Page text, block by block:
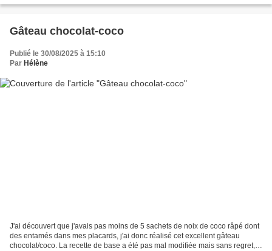
Gâteau chocolat-coco
Publié le 30/08/2025 à 15:10
Par Hélène
J'ai découvert que j'avais pas moins de 5 sachets de noix de coco râpé dont
des entamés dans mes placards, j'ai donc réalisé cet excellent gâteau
chocolat/coco. La recette de base a été pas mal modifiée mais sans regret,